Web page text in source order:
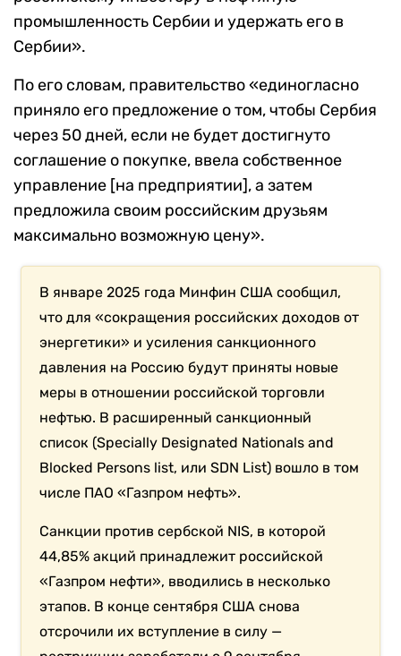
промышленность Сербии и удержать его в
Сербии».
По его словам, правительство «единогласно
приняло его предложение о том, чтобы Сербия
через 50 дней, если не будет достигнуто
соглашение о покупке, ввела собственное
управление [на предприятии], а затем
предложила своим российским друзьям
максимально возможную цену».
В январе 2025 года Минфин США сообщил,
что для «сокращения российских доходов от
энергетики» и усиления санкционного
давления на Россию будут приняты новые
меры в отношении российской торговли
нефтью. В расширенный санкционный
список (Specially Designated Nationals and
Blocked Persons list, или SDN List) вошло в том
числе ПАО «Газпром нефть».
Санкции против сербской NIS, в которой
44,85% акций принадлежит российской
«Газпром нефти», вводились в несколько
этапов. В конце сентября США снова
отсрочили их вступление в силу —